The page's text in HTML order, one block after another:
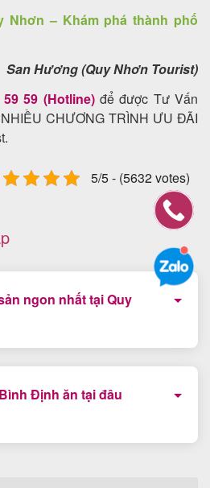
Nhơn – Khám phá thành phố
San Hương (Quy Nhơn Tourist)
59 (Hotline) để được Tư Vấn
CHƯƠNG TRÌNH ƯU ĐÃI
5/5 - (5632 votes)
ngon nhất tại Quy
Định ăn tại đâu